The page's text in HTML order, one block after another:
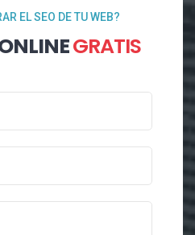
EL SEO DE TU WEB?
GRATIS